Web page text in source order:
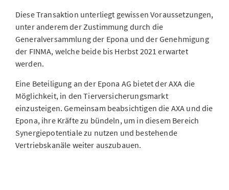
Diese Transaktion unterliegt gewissen Voraussetzungen,
unter anderem der Zustimmung durch die
Generalversammlung der Epona und der Genehmigung
der FINMA, welche beide bis Herbst 2021 erwartet
werden.
Eine Beteiligung an der Epona AG bietet der AXA die
Möglichkeit, in den Tierversicherungsmarkt
einzusteigen. Gemeinsam beabsichtigen die AXA und die
Epona, ihre Kräfte zu bündeln, um in diesem Bereich
Synergiepotentiale zu nutzen und bestehende
Vertriebskanäle weiter auszubauen.